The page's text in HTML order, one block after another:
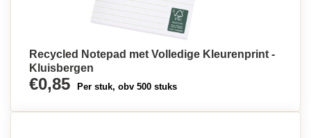
Recycled Notepad met Volledige Kleurenprint -
Kluisbergen
€0,85 Per stuk, obv 500 stuks